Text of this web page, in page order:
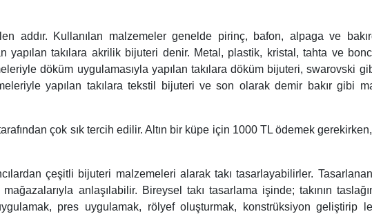
addır. Kullanılan malzemeler genelde pirinç, bafon, alpaga ve
yapılan takılara akrilik bijuteri denir. Metal, plastik, kristal, tahta ve
döküm uygulamasıyla yapılan takılara döküm bijuteri, swarovski
yapılan takılara tekstil bijuteri ve son olarak demir bakır gibi
çok sık tercih edilir. Altın bir küpe için 1000 TL ödemek
çeşitli bijuteri malzemeleri alarak takı tasarlayabilirler.
anlaşılabilir. Bireysel takı tasarlama işinde; takının
pres uygulamak, rölyef oluşturmak, konstrüksiyon geliştirip